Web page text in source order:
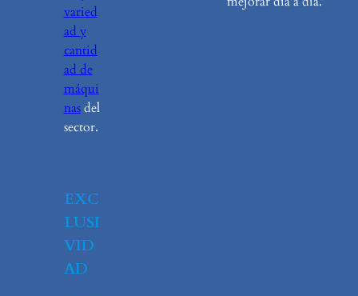
varied
ad y
cantid
ad de
máqui
nasdel
sector.
EXC
LUSI
VID
AD